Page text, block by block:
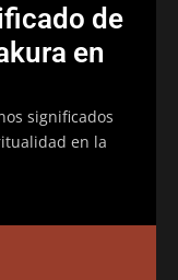
de
en
significados
en la